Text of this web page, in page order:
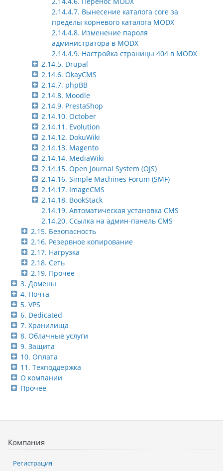
2.14.4.7. Вынесение каталога core за
пределы корневого каталога MODX
2.14.4.8. Изменение пароля
администратора в MODX
2.14.4.9. Настройка страницы 404 в MODX
2.14.5. Drupal
2.14.6. OkayCMS
2.14.7. phpBB
2.14.8. Moodle
2.14.9. PrestaShop
2.14.10. October
2.14.11. Evolution
2.14.12. DokuWiki
2.14.13. Magento
2.14.14. MediaWiki
2.14.15. Open Journal System (OJS)
2.14.16. Simple Machines Forum (SMF)
2.14.17. ImageCMS
2.14.18. BookStack
2.14.19. Автоматическая установка CMS
2.14.20. Ссылка на админ-панель CMS
2.15. Безопасность
2.16. Резервное копирование
2.17. Нагрузка
2.18. Сеть
2.19. Прочее
3. Домены
4. Почта
5. VPS
6. Dedicated
7. Хранилища
8. Облачные услуги
9. Защита
10. Оплата
11. Техподдержка
О компании
Прочее
Компания
Регистрация